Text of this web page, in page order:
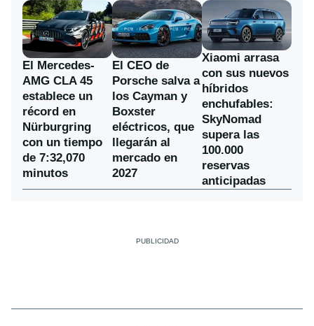
El Mercedes-
AMG CLA 45
establece un
récord en
Nürburgring
con un tiempo
de 7:32,070
minutos
El CEO de
Porsche salva a
los Cayman y
Boxster
eléctricos, que
llegarán al
mercado en
2027
Xiaomi arrasa
con sus nuevos
híbridos
enchufables:
SkyNomad
supera las
100.000
reservas
anticipadas